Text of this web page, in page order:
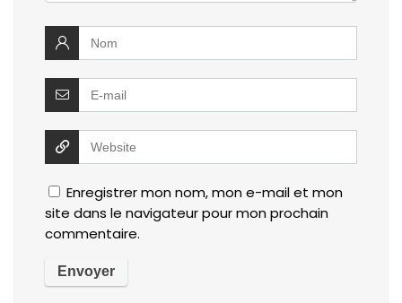
Enregistrer mon nom, mon e-mail et mon
site dans le navigateur pour mon prochain
commentaire.